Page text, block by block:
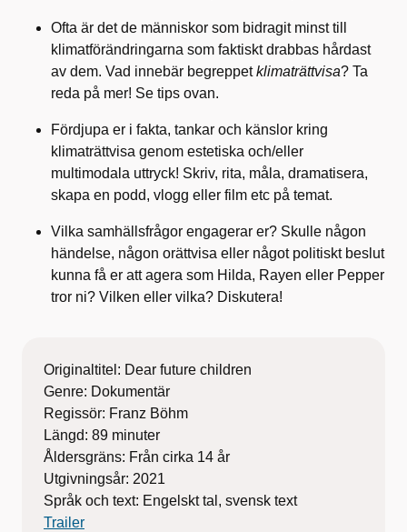
Ofta är det de människor som bidragit minst till
klimatförändringarna som faktiskt drabbas hårdast
av dem. Vad innebär begreppetklimaträttvisa? Ta
reda på mer! Se tips ovan.
Fördjupa er i fakta, tankar och känslor kring
klimaträttvisa genom estetiska och/eller
multimodala uttryck! Skriv, rita, måla, dramatisera,
skapa en podd, vlogg eller film etc på temat.
Vilka samhällsfrågor engagerar er? Skulle någon
händelse, någon orättvisa eller något politiskt beslut
kunna få er att agera som Hilda, Rayen eller Pepper
tror ni? Vilken eller vilka? Diskutera!
Originaltitel: Dear future children
Genre: Dokumentär
Regissör: Franz Böhm
Längd: 89 minuter
Åldersgräns: Från cirka 14 år
Utgivningsår: 2021
Språk och text: Engelskt tal, svensk text
Trailer